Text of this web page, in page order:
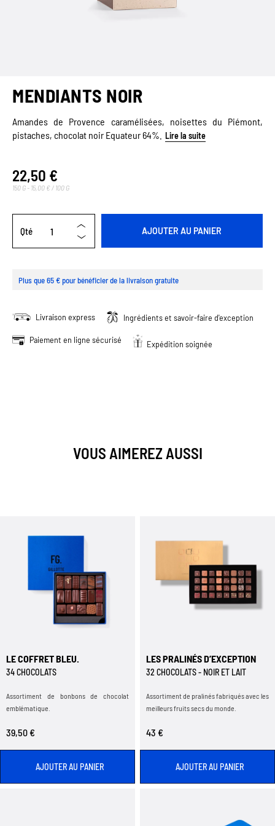
MENDIANTS NOIR
Amandes de Provence caramélisées, noisettes du Piémont,
pistaches, chocolat noir Equateur 64%. Lire la suite
22,50 €
150 G - 15,00 € / 100 G
Qté AJOUTER AU PANIER
Plus que 65 € pour bénéficier de la livraison gratuite
Livraison express Ingrédients et savoir-faire d'exception
Paiement en ligne sécurisé Expédition soignée
VOUS AIMEREZ AUSSI
LE COFFRET BLEU.
34 CHOCOLATS
Assortiment de bonbons de chocolat
emblématique.
39,50 €
AJOUTER AU PANIER
LES PRALINÉS D’EXCEPTION
32 CHOCOLATS - NOIR ET LAIT
Assortiment de pralinés fabriqués avec les
meilleurs fruits secs du monde.
43 €
AJOUTER AU PANIER